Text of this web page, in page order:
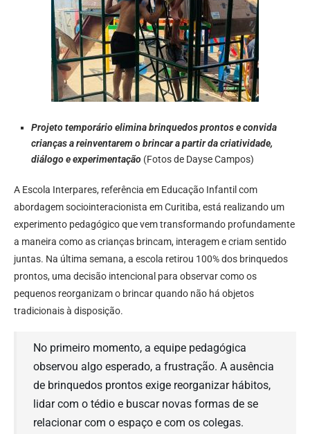
Projeto temporário elimina brinquedos prontos e convida
crianças a reinventarem o brincar a partir da criatividade,
diálogo e experimentação (Fotos de Dayse Campos)
A Escola Interpares, referência em Educação Infantil com
abordagem sociointeracionista em Curitiba, está realizando um
experimento pedagógico que vem transformando profundamente
a maneira como as crianças brincam, interagem e criam sentido
juntas. Na última semana, a escola retirou 100% dos brinquedos
prontos, uma decisão intencional para observar como os
pequenos reorganizam o brincar quando não há objetos
tradicionais à disposição.
No primeiro momento, a equipe pedagógica
observou algo esperado, a frustração. A ausência
de brinquedos prontos exige reorganizar hábitos,
lidar com o tédio e buscar novas formas de se
relacionar com o espaço e com os colegas.